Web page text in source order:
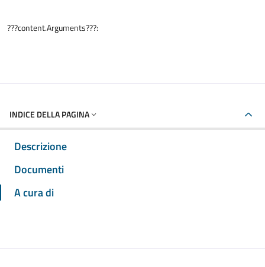
???content.Arguments???:
INDICE DELLA PAGINA
Descrizione
Documenti
A cura di